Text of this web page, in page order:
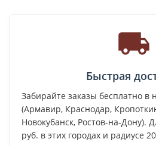
Быстрая
Забирайте заказы бесплатно в
(Армавир, Краснодар,
Новокубанск, Ростов-на-Дону).
руб. в этих городах и радиусе